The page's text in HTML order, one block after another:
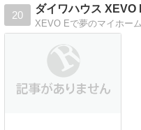
20
ダイワハウス